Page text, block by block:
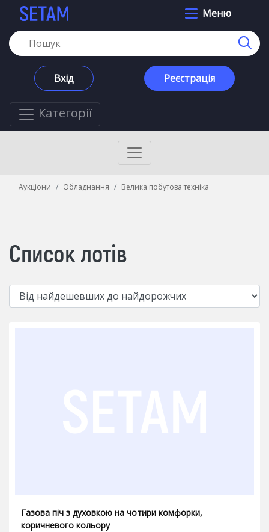
Меню
Вхід Реєстрація
Категорії
Аукціони Обладнання Велика побутова техніка
Список лотів
Газова піч з духовкою на чотири комфорки,
коричневого кольору